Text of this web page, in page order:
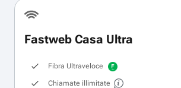
Fastweb Casa Ultra
Fibra Ultraveloce
Chiamate illimitate